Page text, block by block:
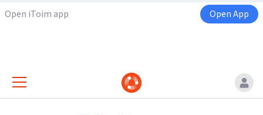
Open iToim app Open App